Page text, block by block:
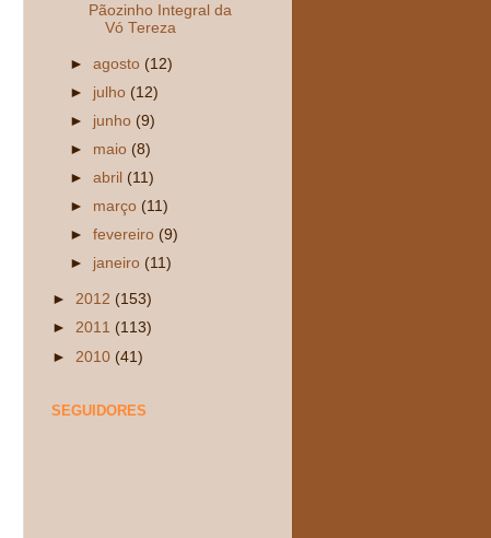
Pãozinho Integral da
Vó Tereza
►agosto (12)
► julho (12)
► junho (9)
► maio (8)
►abril (11)
► março (11)
►fevereiro (9)
► janeiro (11)
► 2012 (153)
► 2011 (113)
► 2010 (41)
SEGUIDORES